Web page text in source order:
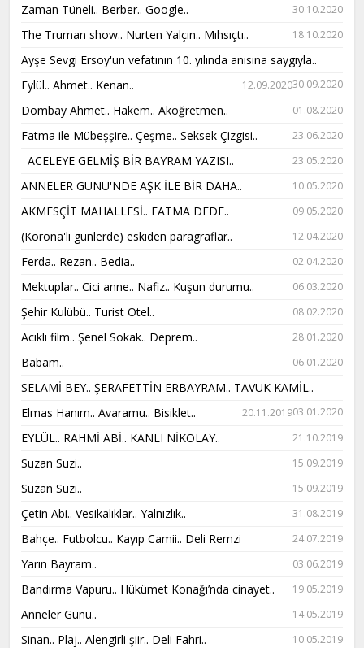
Zaman Tüneli.. Berber.. Google.. 30.10.2020
The Truman show.. Nurten Yalçın.. Mıhsıçtı.. 18.10.2020
Ayşe Sevgi Ersoy'un vefatının 10. yılında anısına saygıyla..
30.09.2020
Eylül.. Ahmet.. Kenan.. 12.09.2020
Dombay Ahmet.. Hakem.. Aköğretmen.. 01.08.2020
Fatma ile Mübeşşire.. Çeşme.. Seksek Çizgisi.. 23.06.2020
ACELEYE GELMİŞ BİR BAYRAM YAZISI.. 23.05.2020
ANNELER GÜNÜ'NDE AŞK İLE BİR DAHA.. 10.05.2020
AKMESÇİT MAHALLESİ.. FATMA DEDE.. 09.05.2020
(Korona'lı günlerde) eskiden paragraflar.. 12.04.2020
Ferda.. Rezan.. Bedia.. 02.04.2020
Mektuplar.. Cici anne.. Nafiz.. Kuşun durumu.. 06.03.2020
Şehir Kulübü.. Turist Otel.. 08.02.2020
Acıklı film.. Şenel Sokak.. Deprem.. 28.01.2020
Babam.. 06.01.2020
SELAMİ BEY.. ŞERAFETTİN ERBAYRAM.. TAVUK KAMİL..
03.01.2020
Elmas Hanım.. Avaramu.. Bisiklet.. 20.11.2019
EYLÜL.. RAHMİ ABİ.. KANLI NİKOLAY.. 21.10.2019
Suzan Suzi.. 15.09.2019
Suzan Suzi.. 15.09.2019
Çetin Abi.. Vesikalıklar.. Yalnızlık.. 31.08.2019
Bahçe.. Futbolcu.. Kayıp Camii.. Deli Remzi 24.07.2019
Yarın Bayram.. 03.06.2019
Bandırma Vapuru.. Hükümet Konağı’nda cinayet.. 19.05.2019
Anneler Günü.. 14.05.2019
Sinan.. Plaj.. Alengirli şiir.. Deli Fahri.. 10.05.2019